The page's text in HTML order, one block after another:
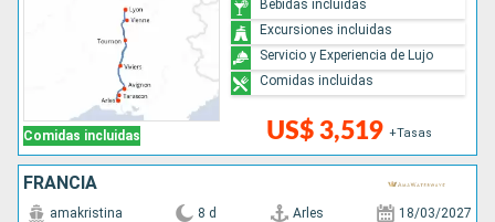
Comidas incluidas US$ 3,519 +Tasas
Bebidas incluidas
Excursiones incluidas
Servicio y Experiencia de Lujo
Comidas incluidas
FRANCIA
amakristina 8 d Arles 18/03/2027